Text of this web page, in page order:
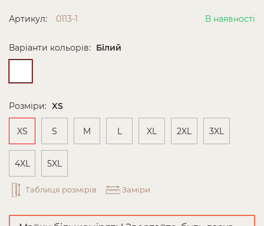
Артикул: 0113-1 В наявності
Варіанти кольорів: Білий
Розміри: XS
XS S M L XL 2XL 3XL
4XL 5XL
Таблиця розмірів Заміри